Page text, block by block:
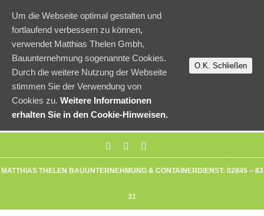
MATTHIAS THELEN BAUUNTERNEHMUNG & CONTAINERDIENST: 02845 – 83
31
Um die Webseite optimal gestalten und
fortlaufend verbessern zu können,
verwendet Matthias Thelen Gmbh,
Bauunternehmung sogenannte Cookies.
Durch die weitere Nutzung der Webseite
stimmen Sie der Verwendung von
Cookies zu. Weitere Informationen
erhalten Sie in den Cookie-Hinweisen.
O.K. Schließen